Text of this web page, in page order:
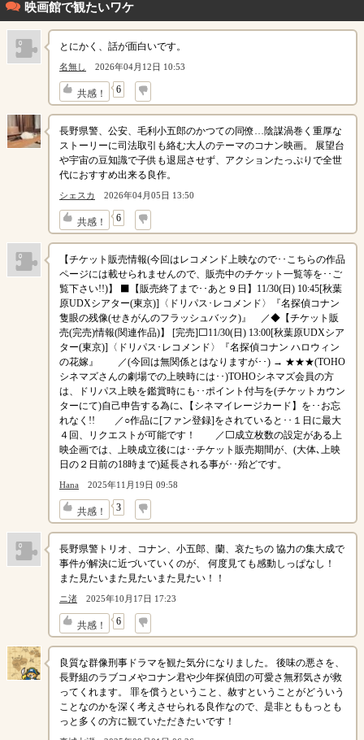
映画館で観たいワケ
とにかく、話が面白いです。
名無し 2026年04月12日 10:53
共感！ 6
↓
長野県警、公安、毛利小五郎のかつての同僚…陰謀渦巻く重厚な
ストーリーに司法取引も絡む大人のテーマのコナン映画。 展望台
や宇宙の豆知識で子供も退屈させず、アクションたっぷりで全世
代におすすめ出来る良作。
シェスカ 2026年04月05日 13:50
共感！ 6
↓
【チケット販売情報(今回はレコメンド上映なので･･こちらの作品
ページには載せられませんので、販売中のチケット一覧等を･･ご
覧下さい!!)】 ⬛【販売終了まで･･あと９日】11/30(日) 10:45[秋葉
原UDXシアター(東京)]〈ドリパス･レコメンド〉『名探偵コナン
隻眼の残像(せきがんのフラッシュバック)』 ／◆【チケット販
売(完売)情報(関連作品)】 [完売]⬜11/30(日) 13:00[秋葉原UDXシア
ター(東京)]〈ドリパス･レコメンド〉『名探偵コナン ハロウィン
の花嫁』 ／(今回は無関係とはなりますが･･) → ★★★(TOHO
シネマズさんの劇場での上映時には･･)TOHOシネマズ会員の方
は、ドリパス上映を鑑賞時にも･･ポイント付与を(チケットカウン
ターにて)自己申告する為に､【シネマイレージカード】を･･お忘
れなく!! ／○作品に[ファン登録]をされていると･･１日に最大
４回、リクエストが可能です！ ／⬜成立枚数の設定がある上
映企画では、上映成立後には･･チケット販売期間が、(大体､上映
日の２日前の18時まで)延長される事が･･殆どです。
Hana 2025年11月19日 09:58
共感！ 3
↓
長野県警トリオ、コナン、小五郎、蘭、哀たちの 協力の集大成で
事件が解決に近づいていくのが、 何度見ても感動しっぱなし！
また見たいまた見たいまた見たい！！
ニ渚 2025年10月17日 17:23
共感！ 6
↓
良質な群像刑事ドラマを観た気分になりました。 後味の悪さを、
長野組のラブコメやコナン君や少年探偵団の可愛さ無邪気さが救
ってくれます。 罪を償うということ、赦すということがどういう
ことなのかを深く考えさせられる良作なので、是非とももっとも
っと多くの方に観ていただきたいです！